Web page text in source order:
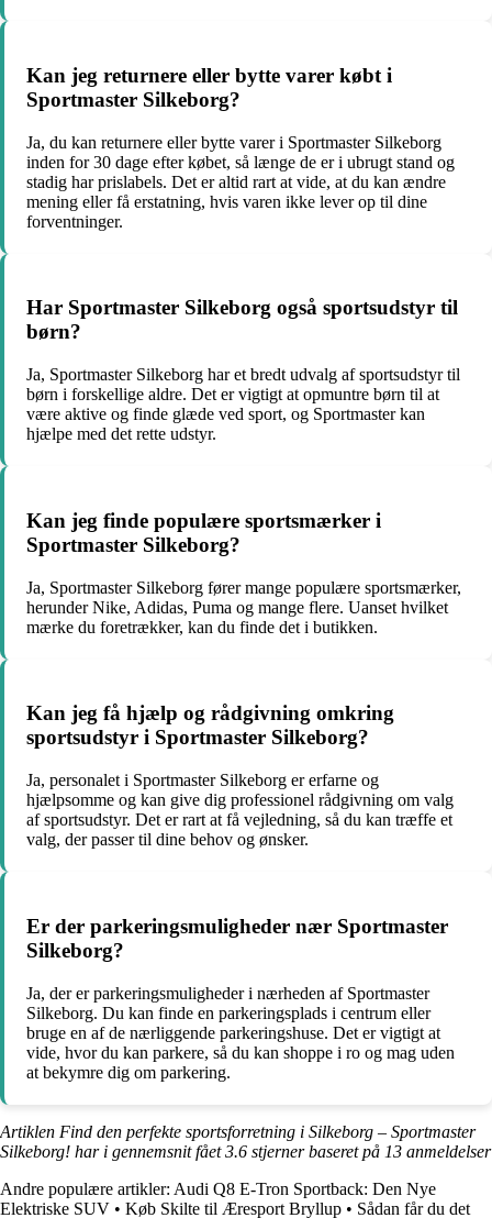
Kan jeg returnere eller bytte varer købt i
Sportmaster Silkeborg?
Ja, du kan returnere eller bytte varer i Sportmaster Silkeborg
inden for 30 dage efter købet, så længe de er i ubrugt stand og
stadig har prislabels. Det er altid rart at vide, at du kan ændre
mening eller få erstatning, hvis varen ikke lever op til dine
forventninger.
Har Sportmaster Silkeborg også sportsudstyr til
børn?
Ja, Sportmaster Silkeborg har et bredt udvalg af sportsudstyr til
børn i forskellige aldre. Det er vigtigt at opmuntre børn til at
være aktive og finde glæde ved sport, og Sportmaster kan
hjælpe med det rette udstyr.
Kan jeg finde populære sportsmærker i
Sportmaster Silkeborg?
Ja, Sportmaster Silkeborg fører mange populære sportsmærker,
herunder Nike, Adidas, Puma og mange flere. Uanset hvilket
mærke du foretrækker, kan du finde det i butikken.
Kan jeg få hjælp og rådgivning omkring
sportsudstyr i Sportmaster Silkeborg?
Ja, personalet i Sportmaster Silkeborg er erfarne og
hjælpsomme og kan give dig professionel rådgivning om valg
af sportsudstyr. Det er rart at få vejledning, så du kan træffe et
valg, der passer til dine behov og ønsker.
Er der parkeringsmuligheder nær Sportmaster
Silkeborg?
Ja, der er parkeringsmuligheder i nærheden af Sportmaster
Silkeborg. Du kan finde en parkeringsplads i centrum eller
bruge en af de nærliggende parkeringshuse. Det er vigtigt at
vide, hvor du kan parkere, så du kan shoppe i ro og mag uden
at bekymre dig om parkering.
Artiklen Find den perfekte sportsforretning i Silkeborg – Sportmaster
Silkeborg! har i gennemsnit fået3.6 stjerner baseret på 13 anmeldelser
Andre populære artikler: Audi Q8 E-Tron Sportback: Den Nye
Elektriske SUV • Køb Skilte til Æresport Bryllup • Sådan får du det